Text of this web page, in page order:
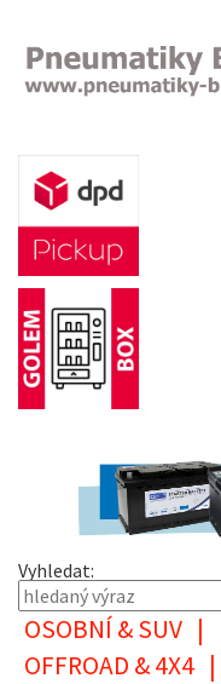
Vyhledat:
OSOBNÍ & SUV |
OFFROAD & 4X4 |